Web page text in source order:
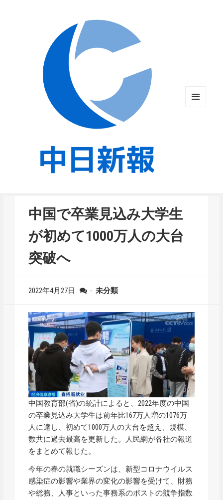
中国で卒業見込み大学生
が初めて1000万人の大台
突破へ
2022年4月27日 - 未分類
中国教育部(省)の統計によると、2022年度の中国
の卒業見込み大学生は前年比167万人増の1076万
人に達し、初めて1000万人の大台を超え、規模、
数共に過去最高を更新した。人民網が各社の報道
をまとめて報じた。
今年の春の就職シーズンは、新型コロナウイルス
感染症の影響や業界の変化の影響を受けて、財務
や総務、人事といった事務系のポストの競争指数